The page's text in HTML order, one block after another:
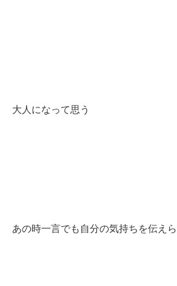
大人になって思う
あの時一言でも自分の気持ちを伝え